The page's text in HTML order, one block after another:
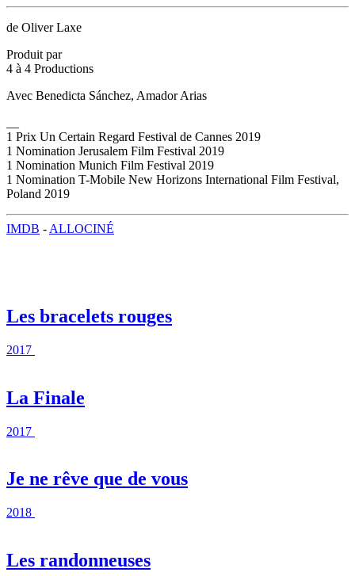
de Oliver Laxe
Produit par
4 à 4 Productions
Avec Benedicta Sánchez, Amador Arias
1 Prix Un Certain Regard Festival de Cannes 2019
1 Nomination Jerusalem Film Festival 2019
1 Nomination Munich Film Festival 2019
1 Nomination T-Mobile New Horizons International Film Festival,
Poland 2019
IMDB - ALLOCINÉ
Les bracelets rouges
2017
La Finale
2017
Je ne rêve que de vous
2018
Les randonneuses